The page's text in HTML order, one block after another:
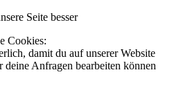
Seite besser
Cookies:
damit du auf unserer Website
Anfragen bearbeiten können